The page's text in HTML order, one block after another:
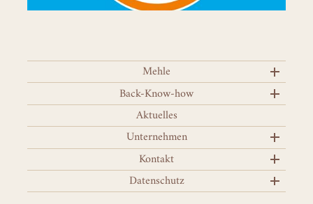
Mehle
Back-Know-how
Aktuelles
Unternehmen
Kontakt
Datenschutz